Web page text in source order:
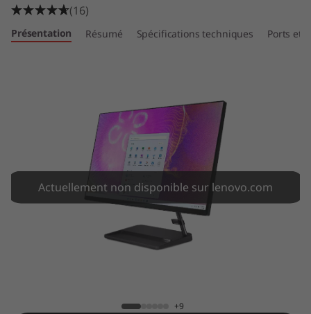
(16)
Présentation Résumé Spécifications techniques Ports et
Actuellement non disponible sur lenovo.com
+9